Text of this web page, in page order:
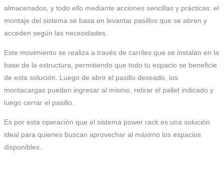
almacenados, y todo ello mediante acciones sencillas y prácticas: el
montaje del sistema se basa en levantar pasillos que se abren y
acceden según las necesidades.
Este movimiento se realiza a través de carriles que se instalan en la
base de la estructura, permitiendo que todo tu espacio se beneficie
de esta solución. Luego de abrir el pasillo deseado, los
montacargas pueden ingresar al mismo, retirar el pallet indicado y
luego cerrar el pasillo.
Es por esta operación que el sistema power rack es una solución
ideal para quienes buscan aprovechar al máximo los espacios
disponibles.